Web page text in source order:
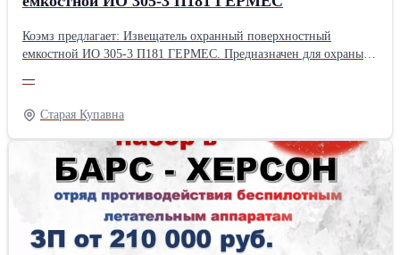
Коэмз предлагает: Извещатель охранный поверхностный
емкостной ИО 305-3 П181 ГЕРМЕС. Предназначен для охраны
выдачи тревожного извещения путем размыкания выходных
контактов при приближении человека к охраняемому предмету
(чувствительному элементу) или касании. Работает совместно с
пультами централизованного наблюдения (ПЦН) или приборами
приемно-контрольными (ППК), реагирующими на размыкание
выходных контактов извещателей, включенных в шлейф
охранной сигнализации. Подробности по телефону или на
—
Старая Купавна